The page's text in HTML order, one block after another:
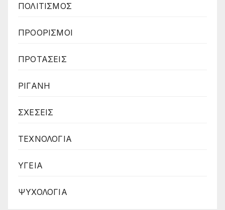
ΠΟΛΙΤΙΣΜΟΣ
ΠΡΟΟΡΙΣΜΟΙ
ΠΡΟΤΑΣΕΙΣ
ΡΙΓΑΝΗ
ΣΧΕΣΕΙΣ
ΤΕΧΝΟΛΟΓΙΑ
ΥΓΕΙΑ
ΨΥΧΟΛΟΓΙΑ